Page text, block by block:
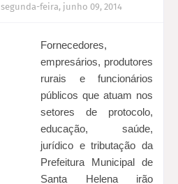
segunda-feira, junho 09, 2014
Fornecedores,
empresários, produtores
rurais e funcionários
públicos que atuam nos
setores de protocolo,
educação, saúde,
jurídico e tributação da
Prefeitura Municipal de
Santa Helena irão